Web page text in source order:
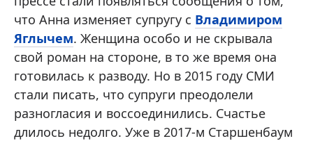
что Анна изменяет супругу с Владимиром
Яглычем. Женщина особо и не скрывала
свой роман на стороне, в то же время она
готовилась к разводу. Но в 2015 году СМИ
стали писать, что супруги преодолели
разногласия и воссоединились. Счастье
длилось недолго. Уже в 2017-м Старшенбаум